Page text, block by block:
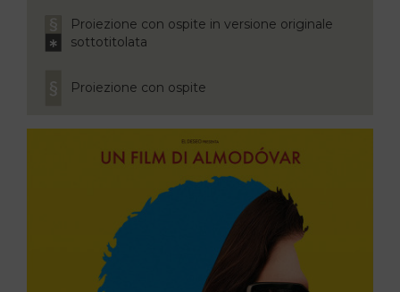
Proiezione con ospite in versione originale
sottotitolata
Proiezione con ospite